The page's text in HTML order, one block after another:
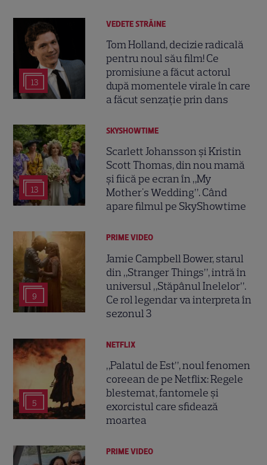
13
VEDETE STRĂINE
Tom Holland, decizie radicală
pentru noul său film! Ce
promisiune a făcut actorul
după momentele virale în care
a făcut senzație prin dans
13
SKYSHOWTIME
Scarlett Johansson și Kristin
Scott Thomas, din nou mamă
și fiică pe ecran în „My
Mother's Wedding”. Când
apare filmul pe SkyShowtime
9
PRIME VIDEO
Jamie Campbell Bower, starul
din „Stranger Things”, intră în
universul „Stăpânul Inelelor”.
Ce rol legendar va interpreta în
sezonul 3
5
NETFLIX
„Palatul de Est”, noul fenomen
coreean de pe Netflix: Regele
blestemat, fantomele și
exorcistul care sfidează
moartea
PRIME VIDEO